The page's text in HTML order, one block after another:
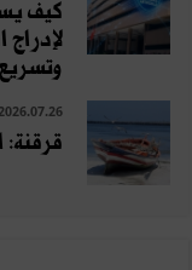
كيف
لإدراج
قرقنة: